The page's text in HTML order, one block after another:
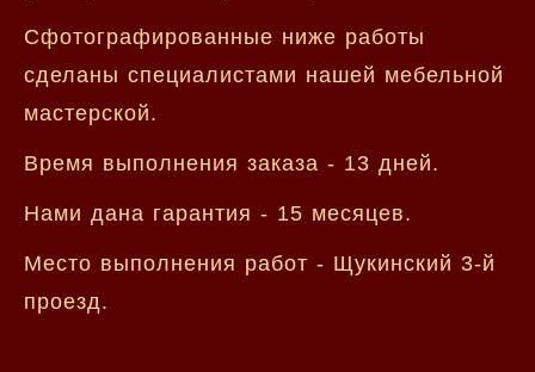
Сфотографированные ниже работы
сделаны специалистами нашей мебельной
мастерской.
Время выполнения заказа - 13 дней.
Нами дана гарантия - 15 месяцев.
Место выполнения работ - Щукинский 3-й
проезд.